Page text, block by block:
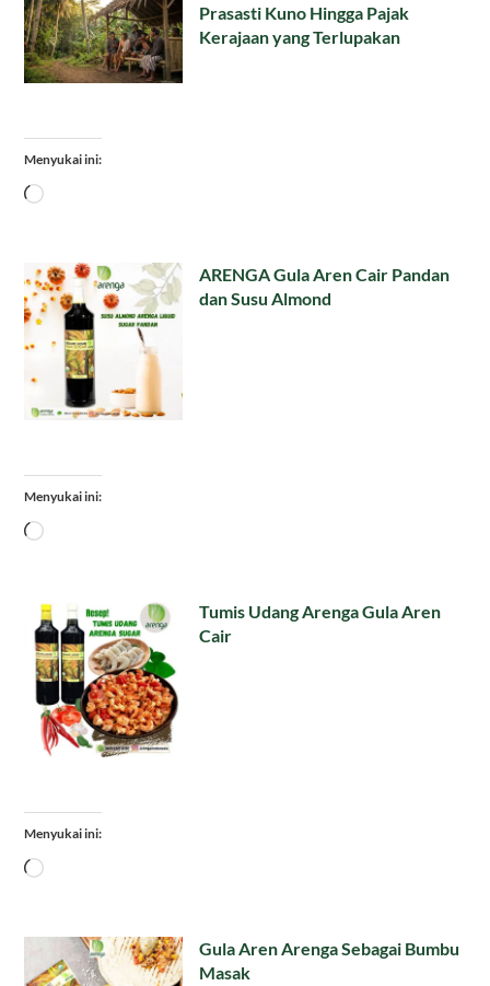
Prasasti Kuno Hingga Pajak
Kerajaan yang Terlupakan
Menyukai ini:
Memuat...
ARENGA Gula Aren Cair Pandan
dan Susu Almond
Menyukai ini:
Memuat...
Tumis Udang Arenga Gula Aren
Cair
Menyukai ini:
Memuat...
Gula Aren Arenga Sebagai Bumbu
Masak